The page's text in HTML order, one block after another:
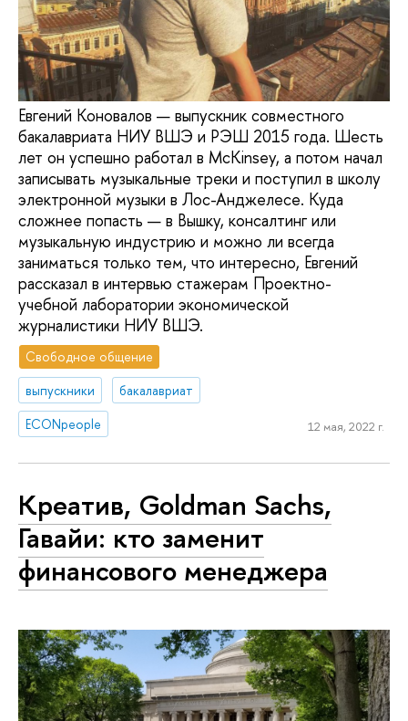
Евгений Коновалов — выпускник совместного
бакалавриата НИУ ВШЭ и РЭШ 2015 года. Шесть
лет он успешно работал в McKinsey, а потом начал
записывать музыкальные треки и поступил в школу
электронной музыки в Лос-Анджелесе. Куда
сложнее попасть — в Вышку, консалтинг или
музыкальную индустрию и можно ли всегда
заниматься только тем, что интересно, Евгений
рассказал в интервью стажерам Проектно-
учебной лаборатории экономической
журналистики НИУ ВШЭ.
Свободное общение
выпускники
бакалавриат
ECONpeople
12 мая, 2022 г.
Креатив, Goldman Sachs,
Гавайи: кто заменит
финансового менеджера